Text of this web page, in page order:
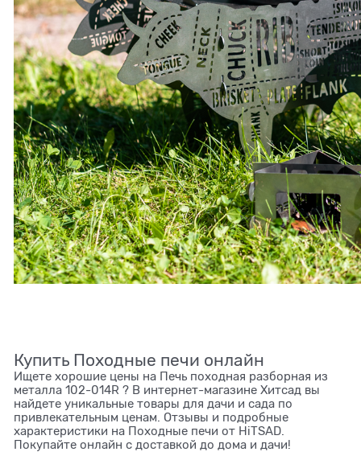
Купить Походные печи онлайн
Ищете хорошие цены на Печь походная разборная из
металла 102-014R ? В интернет-магазине Хитсад вы
найдете уникальные товары для дачи и сада по
привлекательным ценам. Отзывы и подробные
характеристики на Походные печи от HiTSAD.
Покупайте онлайн с доставкой до дома и дачи!